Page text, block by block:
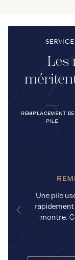
Les
REMPLACEMENT
PILE
Une pile
montre.